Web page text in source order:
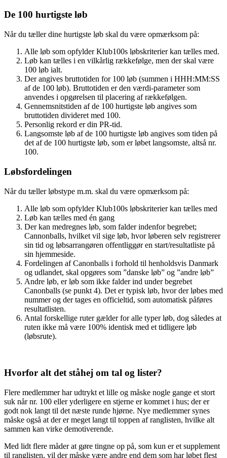
De 100 hurtigste løb
Når du tæller dine hurtigste løb skal du være opmærksom på:
Alle løb som opfylder Klub100s løbskriterier kan tælles med.
Løb kan tælles i en vilkårlig rækkefølge, men der skal være
100 løb ialt.
Der angives bruttotiden for 100 løb (summen i HHH:MM:SS
af de 100 løb). Bruttotiden er den værdi-parameter som
anvendes i opgørelsen til placering af rækkefølgen.
Gennemsnitstiden af de 100 hurtigste løb angives som
bruttotiden divideret med 100.
Personlig rekord er din PR-tid.
Langsomste løb af de 100 hurtigste løb angives som tiden på
det af de 100 hurtigste løb, som er løbet langsomste, altså nr.
100.
Løbsfordelingen
Når du tæller løbstype m.m. skal du være opmærksom på:
Alle løb som opfylder Klub100s løbskriterier kan tælles med
Løb kan tælles med én gang
Der kan medregnes løb, som falder indenfor begrebet;
Cannonballs, hvilket vil sige løb, hvor løberen selv registrerer
sin tid og løbsarrangøren offentliggør en start/resultatliste på
sin hjemmeside.
Fordelingen af Canonballs i forhold til henholdsvis Danmark
og udlandet, skal opgøres som ”danske løb” og ”andre løb”
Andre løb, er løb som ikke falder ind under begrebet
Canonballs (se punkt 4). Det er typisk løb, hvor der løbes med
nummer og der tages en officieltid, som automatisk påføres
resultatlisten.
Antal forskellige ruter gælder for alle typer løb, dog således at
ruten ikke må være 100% identisk med et tidligere løb
(løbsrute).
Hvorfor alt det ståhej om tal og lister?
Flere medlemmer har udtrykt et lille og måske nogle gange et stort
suk når nr. 100 eller yderligere en stjerne er kommet i hus; der er
godt nok langt til det næste runde hjørne. Nye medlemmer synes
måske også at der er meget langt til toppen af ranglisten, hvilke alt
sammen kan virke demotiverende.
Med lidt flere måder at gøre tingne op på, som kun er et supplement
til ranglisten, vil der måske være andre end dem som har løbet flest